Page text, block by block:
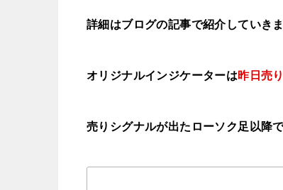
詳細はブログの記事で紹介していきま
オリジナルインジケーターは昨日売
売りシグナルが出たローソク足以降